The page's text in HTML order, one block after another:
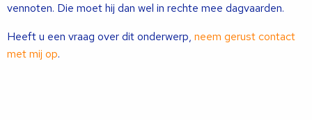
vennoten. Die moet hij dan wel in rechte mee dagvaarden.
Heeft u een vraag over dit onderwerp, neem gerust contact
met mij op.